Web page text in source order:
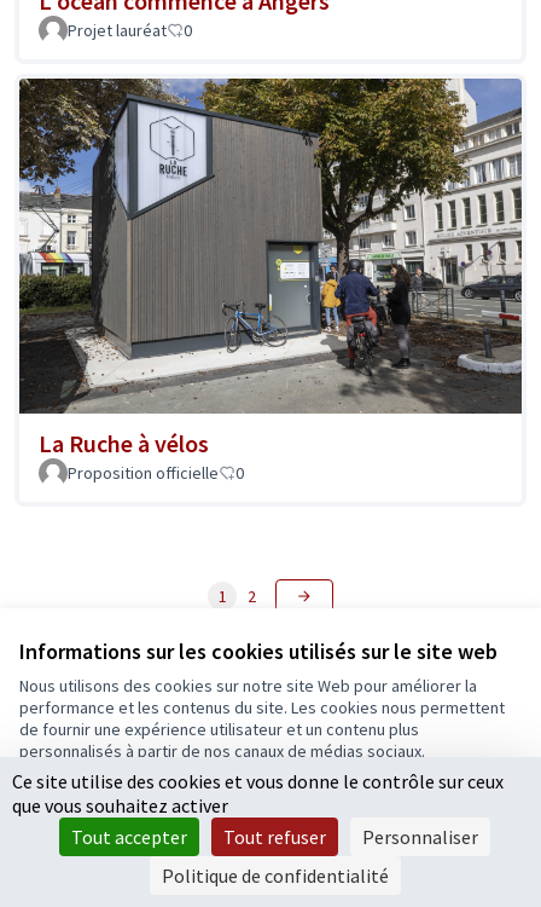
Informations sur les cookies utilisés sur le site web
Nous utilisons des cookies sur notre site Web pour améliorer la
performance et les contenus du site. Les cookies nous permettent
de fournir une expérience utilisateur et un contenu plus
personnalisés à partir de nos canaux de médias sociaux.
Tout accepter
Accepter seulement les cookies essentiels
Paramètres
Projet lauréat 0
La Ruche à vélos
Proposition officielle 0
1 2
Voir toutes les propositions retirées
Conditions d'utilisation
Paramètres des cookies
Ecrivons Angers sur X
Ecrivons Angers sur Facebook
Ce site utilise des cookies et vous donne le contrôle sur ceux
que vous souhaitez activer
Tout accepter
Tout refuser
Personnaliser
Politique de confidentialité